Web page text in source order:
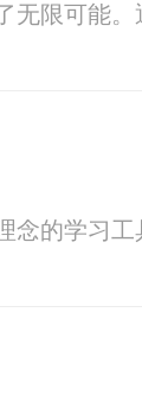
限可能
的学习